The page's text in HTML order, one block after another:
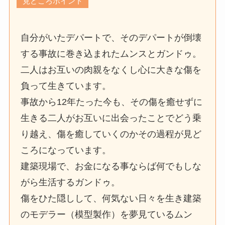
自分がいたデパートで、そのデパートが倒壊
する事故に巻き込まれたムンスとガンドゥ。
二人はお互いの肉親をなくし心に大きな傷を
負って生きています。
事故から12年たった今も、その傷を癒せずに
生きる二人がお互いに出会ったことでどう乗
り越え、傷を癒していくのかその過程が見ど
ころになっています。
建築現場で、お金になる事ならば何でもしな
がら生活するガンドゥ。
傷をひた隠しして、何気ない日々を生き建築
のモデラー（模型製作）を夢見ているムン